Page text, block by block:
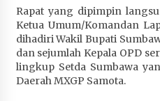
Bupati Sumbawa Lepas 487
Cabor yang Akan Berjuang pada
NTB 2026
1 bulan ago
BAZNAS Kabupaten Sumbawa
Rapat yang dipimpin
Ketua Umum/Komandan
dihadiri Wakil Bupati
dan sejumlah Kepala OPD
lingkup Setda Sumbawa
Daerah MXGP Samota.